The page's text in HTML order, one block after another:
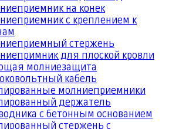
на конек
с креплением к
стержень
для плоской кровли
молниезащита
кабель
молниеприемники
держатель
с бетонным основанием
стержень с